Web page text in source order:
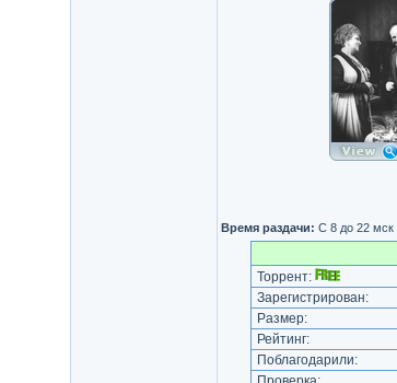
Время раздачи: С 8 до 22 мск
Торрент:
Зарегистрирован:
Размер:
Рейтинг:
Поблагодарили: